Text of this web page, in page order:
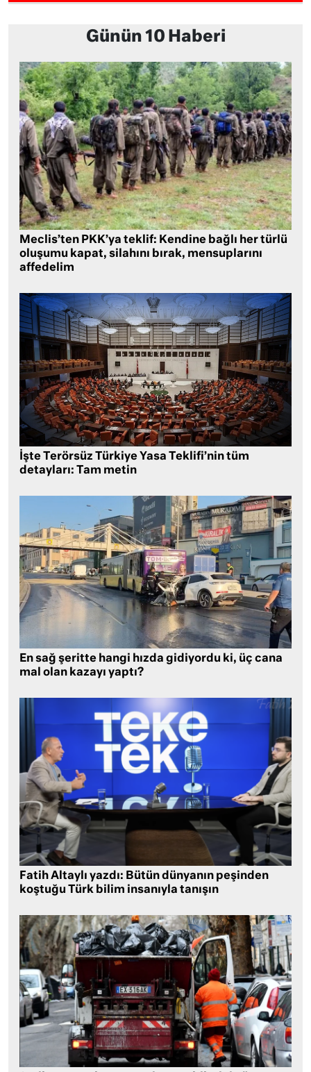
Günün 10 Haberi
Meclis’ten PKK’ya teklif: Kendine bağlı her türlü
oluşumu kapat, silahını bırak, mensuplarını
affedelim
İşte Terörsüz Türkiye Yasa Teklifi’nin tüm
detayları: Tam metin
En sağ şeritte hangi hızda gidiyordu ki, üç cana
mal olan kazayı yaptı?
Fatih Altaylı yazdı: Bütün dünyanın peşinden
koştuğu Türk bilim insanıyla tanışın